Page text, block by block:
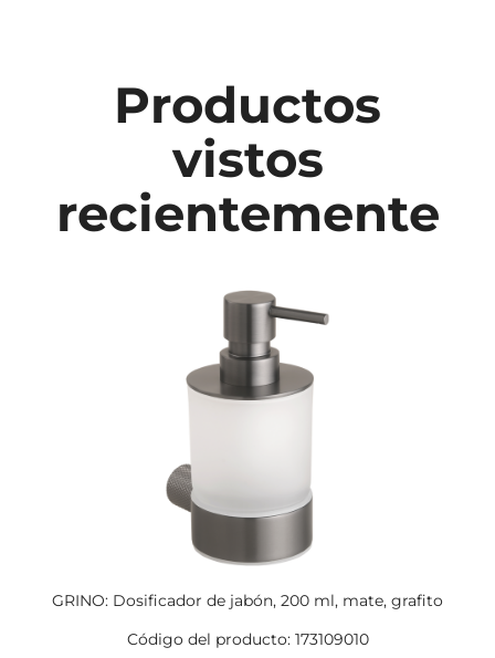
Productos
vistos
recientemente
GRINO: Dosificador de jabón, 200 ml, mate, grafito
Código del producto: 173109010